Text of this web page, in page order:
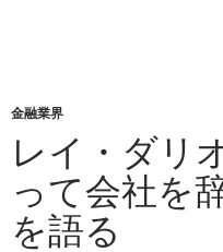
金融業界
レイ・ダリ
って会社を
を語る